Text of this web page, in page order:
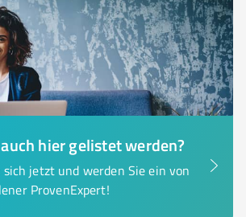
hier gelistet werden?
jetzt und werden Sie ein von
ProvenExpert!